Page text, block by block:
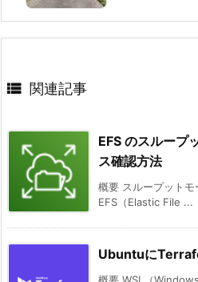
 関連記事
EFS のスループ
ス確認方法
概要 スループット
EFS（Elastic File ...
Ubuntuに
概要 WSL（